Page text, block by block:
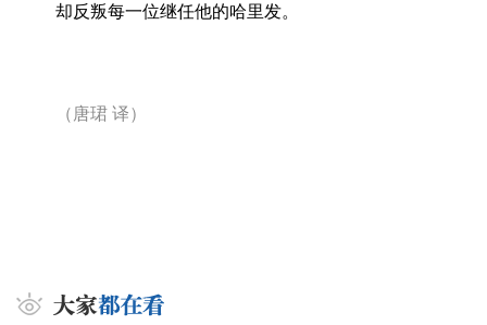
却反叛每一位继任他的哈里发。
（唐珺 译）